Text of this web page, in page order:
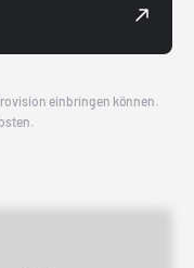
einbringen können.